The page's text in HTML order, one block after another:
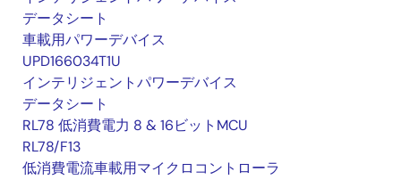
データシート
車載用パワーデバイス
UPD166034T1U
インテリジェントパワーデバイス
データシート
RL78 低消費電力 8 & 16ビットMCU
RL78/F13
低消費電流車載用マイクロコントローラ